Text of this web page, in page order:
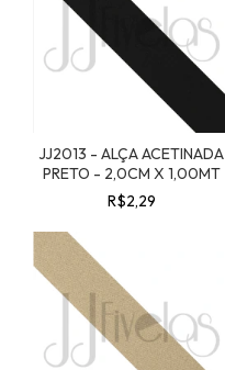
JJ2013 - ALÇA ACETINADA
PRETO - 2,0CM X 1,00MT
R$2,29